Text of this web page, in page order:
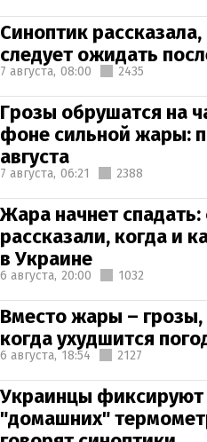
Синоптик
следует ожидать
7 августа, 08:00 2435
Грозы обрушатся на
фоне сильной жары:
августа
7 августа, 06:21 2388
Жара начнет спадать:
рассказали, когда и
в Украине
6 августа, 20:00 1032
Вместо жары – грозы,
когда ухудшится
6 августа, 18:54 2127
Украинцы фиксируют
"домашних"